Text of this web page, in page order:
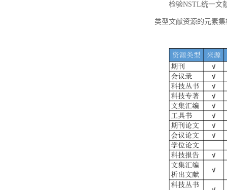
检验NSTL统一文
类型文献资源的元素